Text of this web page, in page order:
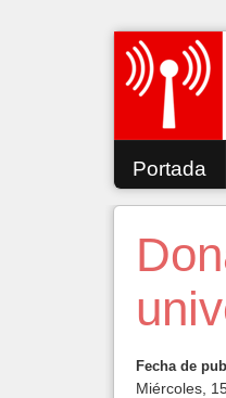
Portada
Fecha de
Miércoles,